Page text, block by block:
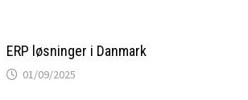
ERP løsninger i Danmark
01/09/2025